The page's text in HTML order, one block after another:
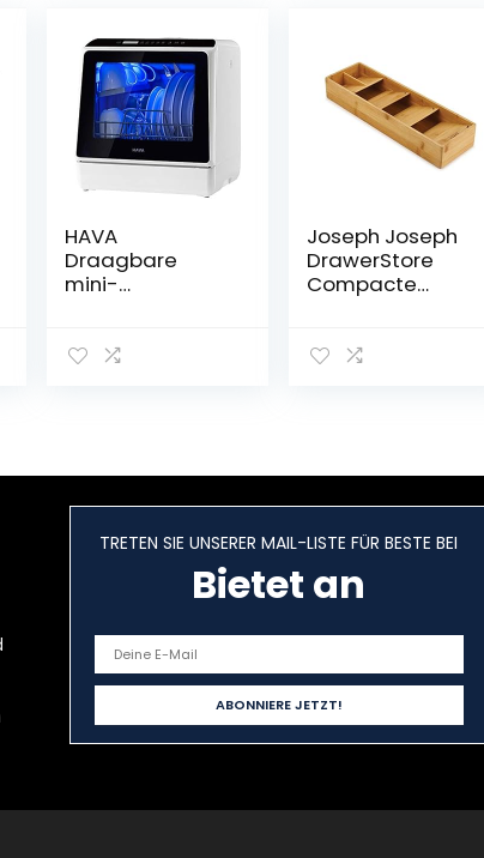
HAVA
Draagbare
mini-
vaatwasser, 6
nodig,
droogfunctie en
woningen,
slaapzalen en
Joseph Joseph
DrawerStore
Compacte
TRETEN SIE UNSERER MAIL-LISTE FÜR BESTE BEI
Bietet an